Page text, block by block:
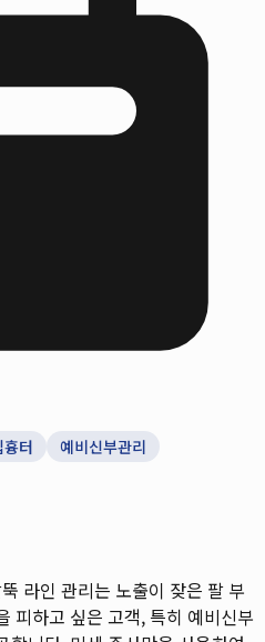
터
예비신부관리
라인 관리는 노출이 잦은 팔 부
피하고 싶은 고객, 특히 예비신부